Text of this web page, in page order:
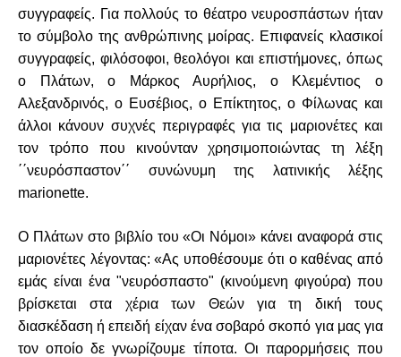
συγγραφείς. Για πολλούς το θέατρο νευροσπάστων ήταν
το σύμβολο της ανθρώπινης μοίρας. Επιφανείς κλασικοί
συγγραφείς, φιλόσοφοι, θεολόγοι και επιστήμονες, όπως
ο Πλάτων, ο Μάρκος Αυρήλιος, ο Κλεμέντιος ο
Αλεξανδρινός, ο Ευσέβιος, ο Επίκτητος, ο Φίλωνας και
άλλοι κάνουν συχνές περιγραφές για τις μαριονέτες και
τον τρόπο που κινούνταν χρησιμοποιώντας τη λέξη
΄΄νευρόσπαστον΄΄ συνώνυμη της λατινικής λέξης
marionette.
Ο Πλάτων στο βιβλίο του «Οι Νόμοι» κάνει αναφορά στις
μαριονέτες λέγοντας: «Ας υποθέσουμε ότι ο καθένας από
εμάς είναι ένα "νευρόσπαστο" (κινούμενη φιγούρα) που
βρίσκεται στα χέρια των Θεών για τη δική τους
διασκέδαση ή επειδή είχαν ένα σοβαρό σκοπό για μας για
τον οποίο δε γνωρίζουμε τίποτα. Οι παρορμήσεις που